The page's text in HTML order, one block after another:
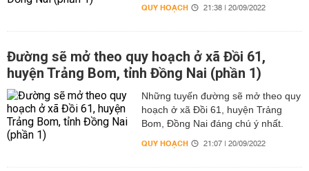
QUY HOẠCH 21:38 | 20/09/2022
Đường sẽ mở theo quy hoạch ở xã Đồi 61,
huyện Trảng Bom, tỉnh Đồng Nai (phần 1)
Những tuyến đường sẽ mở theo quy
hoạch ở xã Đồi 61, huyện Trảng
Bom, Đồng Nai đáng chú ý nhất.
QUY HOẠCH 21:07 | 20/09/2022